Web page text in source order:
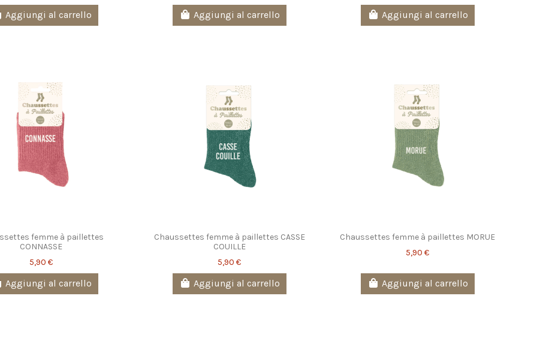
Aggiungi al carrello Aggiungi al carrello Aggiungi al carrello
femme à paillettes
CONNASSE
5,90 €
Aggiungi al carrello
Chaussettes femme à paillettes CASSE
COUILLE
5,90 €
Aggiungi al carrello
Chaussettes femme à paillettes MORUE
5,90 €
Aggiungi al carrello